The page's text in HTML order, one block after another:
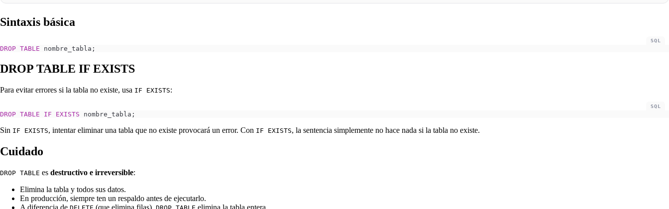
Sintaxis básica
DROP TABLE nombre_tabla;
SQL
DROP TABLE IF EXISTS
Para evitar errores si la tabla no existe, usa IF EXISTS:
DROP TABLE IF EXISTS nombre_tabla;
SQL
Sin IF EXISTS, intentar eliminar una tabla que no existe provocará un error. Con IF EXISTS, la sentencia simplemente no hace nada si la tabla no existe.
Cuidado
DROP TABLE es destructivo e irreversible:
Elimina la tabla y todos sus datos.
En producción, siempre ten un respaldo antes de ejecutarlo.
A diferencia de
(que elimina filas), elimina la tabla entera.